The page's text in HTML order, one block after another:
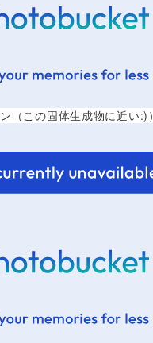
（この固体生成物に近い:)）